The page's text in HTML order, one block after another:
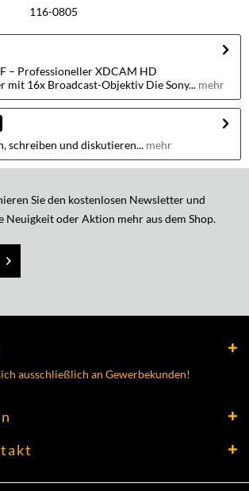
116-0805
– Professioneller XDCAM HD
mit 16x Broadcast-Objektiv Die Sony... mehr
schreiben und diskutieren... mehr
Sie den kostenlosen Newsletter und
Neuigkeit oder Aktion mehr aus dem Shop.
ausschließlich an Gewerbekunden!